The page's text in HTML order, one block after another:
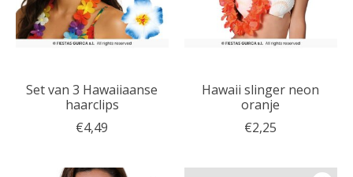
Set van 3 Hawaiiaanse
haarclips
€4,49
Hawaii slinger neon
oranje
€2,25